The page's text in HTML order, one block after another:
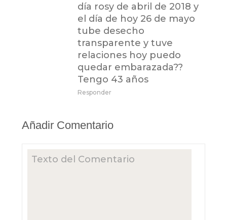
día rosy de abril de 2018 y
el día de hoy 26 de mayo
tube desecho
transparente y tuve
relaciones hoy puedo
quedar embarazada??
Tengo 43 años
Responder
Añadir Comentario